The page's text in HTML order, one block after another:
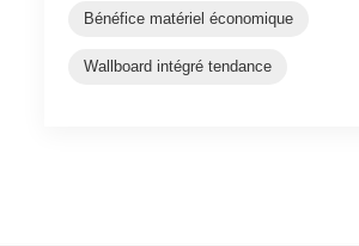
Bénéfice matériel économique
Wallboard intégré tendance